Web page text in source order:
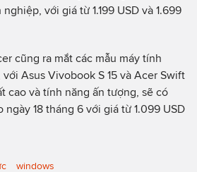
với giá từ 1.199 USD và 1.699
cũng ra mắt các mẫu máy tính
Asus Vivobook S 15 và Acer Swift
cao và tính năng ấn tượng, sẽ có
18 tháng 6 với giá từ 1.099 USD
windows